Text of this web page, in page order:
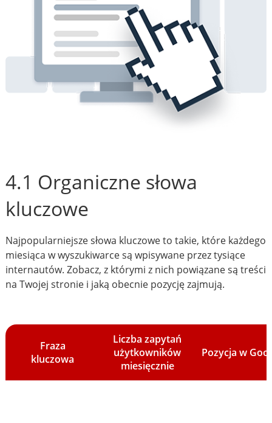
4.1 Organiczne słowa
kluczowe
Najpopularniejsze słowa kluczowe to takie, które każdego
miesiąca w wyszukiwarce są wpisywane przez tysiące
internautów. Zobacz, z którymi z nich powiązane są treści
na Twojej stronie i jaką obecnie pozycję zajmują.
Fraza
kluczowa
Liczba zapytań
użytkowników
miesięcznie
Pozycja w